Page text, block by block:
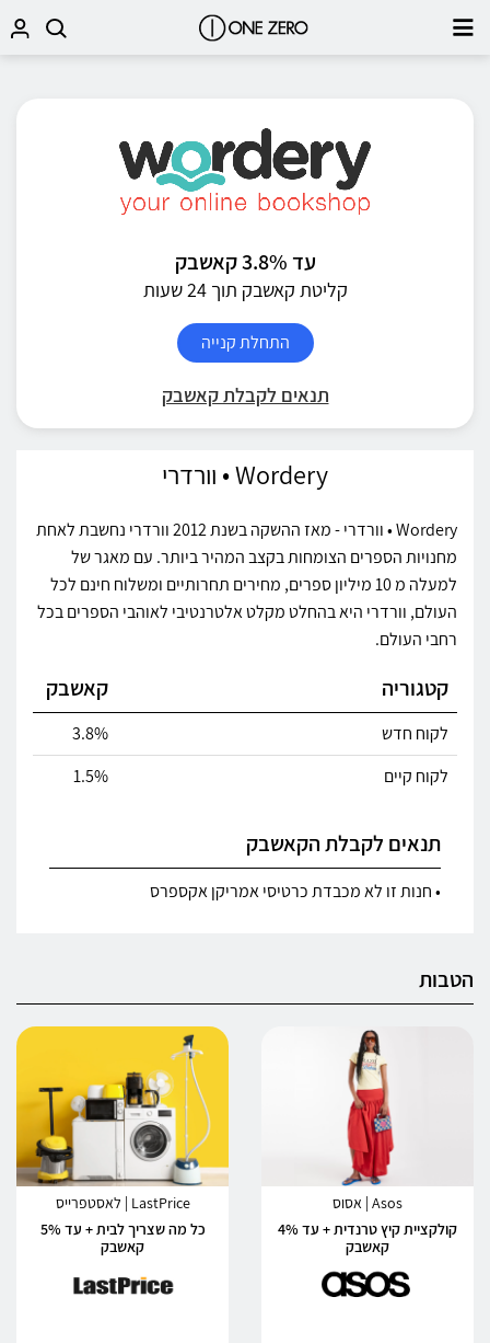
עד 3.8% קאשבק
קליטת קאשבק תוך 24 שעות
התחלת קנייה
תנאים לקבלת קאשבק
Wordery • וורדרי
Wordery • וורדרי - מאז ההשקה בשנת 2012 וורדרי נחשבת לאחת
מחנויות הספרים הצומחות בקצב המהיר ביותר. עם מאגר של
למעלה מ 10 מיליון ספרים, מחירים תחרותיים ומשלוח חינם לכל
העולם, וורדרי היא בהחלט מקלט אלטרנטיבי לאוהבי הספרים בכל
רחבי העולם.
קטגוריה קאשבק
לקוח חדש
3.8%
לקוח קיים
1.5%
תנאים לקבלת הקאשבק
• חנות זו לא מכבדת כרטיסי אמריקן אקספרס
הטבות
Asos | אסוס
קולקציית קיץ טרנדית + עד 4%
קאשבק
LastPrice | לאסטפרייס
כל מה שצריך לבית + עד 5%
קאשבק